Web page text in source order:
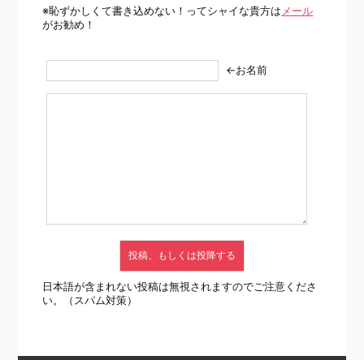
※恥ずかしくて書き込めない！ってシャイな貴方は メール
がお勧め！
←お名前
日本語が含まれない投稿は無視されますのでご注意くださ
い。（スパム対策）